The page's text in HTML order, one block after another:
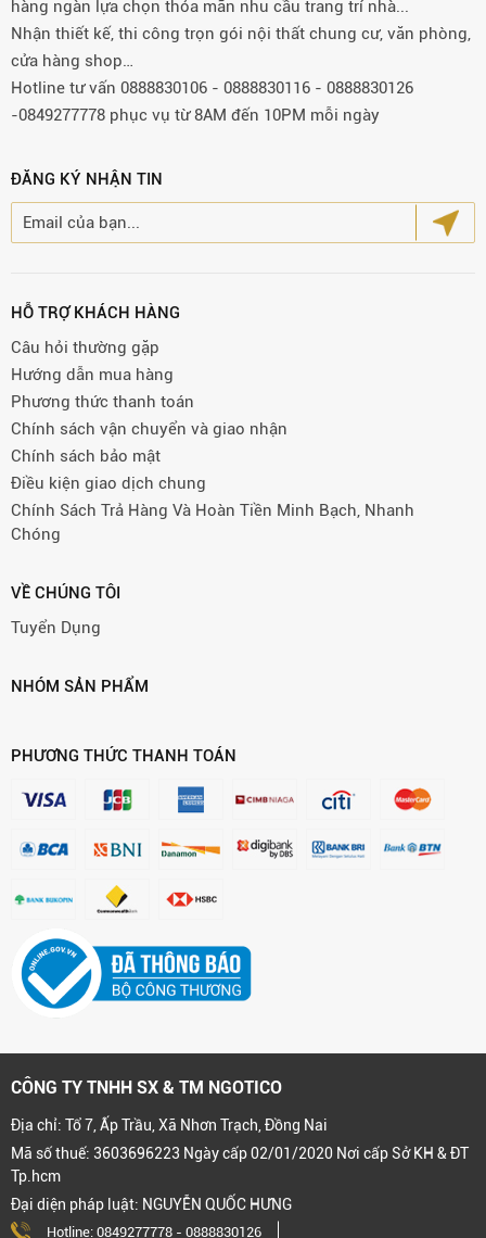
hàng ngàn lựa chọn thỏa mãn nhu cầu trang trí nhà...
Nhận thiết kế, thi công trọn gói nội thất chung cư, văn phòng,
cửa hàng shop…
Hotline tư vấn 0888830106 - 0888830116 - 0888830126
-0849277778 phục vụ từ 8AM đến 10PM mỗi ngày
ĐĂNG KÝ NHẬN TIN
HỖ TRỢ KHÁCH HÀNG
Câu hỏi thường gặp
Hướng dẫn mua hàng
Phương thức thanh toán
Chính sách vận chuyển và giao nhận
Chính sách bảo mật
Điều kiện giao dịch chung
Chính Sách Trả Hàng Và Hoàn Tiền Minh Bạch, Nhanh
Chóng
VỀ CHÚNG TÔI
Tuyển Dụng
NHÓM SẢN PHẨM
PHƯƠNG THỨC THANH TOÁN
CÔNG TY TNHH SX & TM NGOTICO
Địa chỉ: Tổ 7, Ấp Trầu, Xã Nhơn Trạch, Đồng Nai
Mã số thuế: 3603696223 Ngày cấp 02/01/2020 Nơi cấp Sở KH & ĐT
Tp.hcm
Đại diện pháp luật: NGUYỄN QUỐC HƯNG
Hotline: 0849277778 - 0888830126